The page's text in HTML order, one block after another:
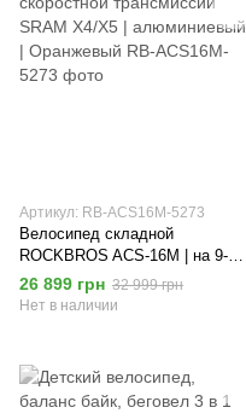
Артикул: RB-ACS16M-5273
Велосипед складной
ROCKBROS ACS-16M | на 9-
скоростной трансмиссии SRAM
X4/X5 | алюминиевый |
26 899 грн 32 999 грн
Нет в наличии